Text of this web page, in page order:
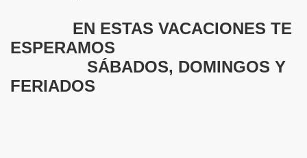
EN ESTAS VACACIONES TE
ESPERAMOS
SÁBADOS, DOMINGOS Y
FERIADOS